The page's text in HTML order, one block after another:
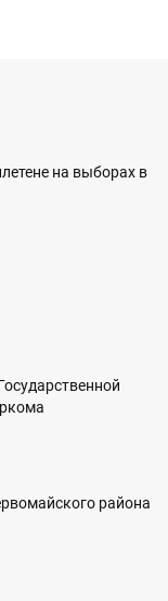
на выборах в
района